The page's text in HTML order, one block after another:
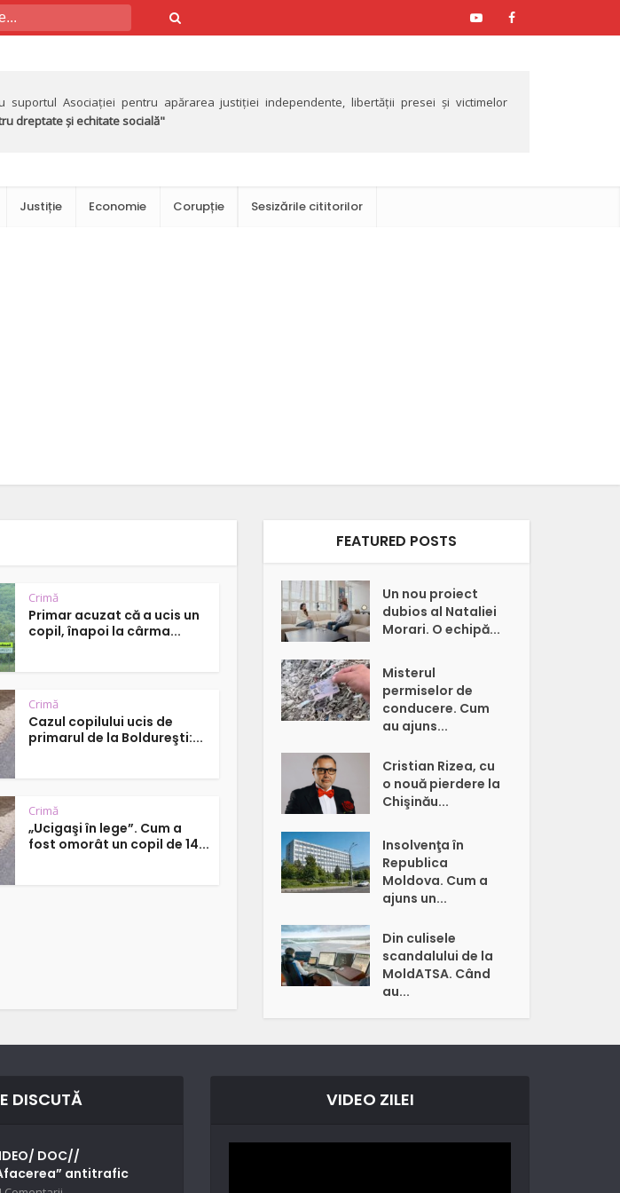
suportul Asociației pentru apărarea justiției independente, libertății presei și victimelor
dreptate și echitate socială"
Justiție Economie Corupție Sesizările cititorilor
Crimă
Primar acuzat că a ucis un
copil, înapoi la cârma...
Crimă
Cazul copilului ucis de
primarul de la Boldureşti:...
Crimă
„Ucigaşi în lege”. Cum a
fost omorât un copil de 14...
FEATURED POSTS
Un nou proiect
dubios al Nataliei
Morari. O echipă...
Misterul
permiselor de
conducere. Cum
au ajuns...
Cristian Rizea, cu
o nouă pierdere la
Chişinău...
Insolvenţa în
Republica
Moldova. Cum a
ajuns un...
Din culisele
scandalului de la
MoldATSA. Când
au...
DISCUTĂ
DOC//
antitrafic
VIDEO ZILEI